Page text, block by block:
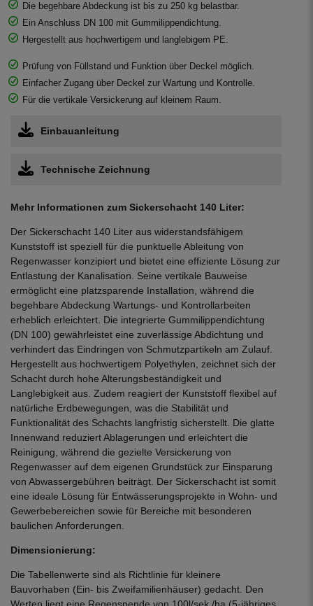
Die begehbare Abdeckung ist bis zu 250 kg belastbar.
Ein Anschluss DN 100 mit Gummilippendichtung.
Hergestellt aus hochwertigem und langlebigem PE.
Prüfung von Füllstand und Funktion über Deckel möglich.
Einfacher Zugang über Deckel zur Wartung und Kontrolle.
Für die vertikale Versickerung auf kleinem Raum.
Einbauanleitung
Technische Zeichnung
Mehr Informationen zum Sickerschacht 140 Liter:
Der Sickerschacht 140 Liter aus widerstandsfähigem
Kunststoff ist speziell für die punktuelle Ableitung von
Regenwasser konzipiert und bietet eine effiziente Lösung zur
Entlastung der Kanalisation. Seine vertikale Bauweise
ermöglicht eine platzsparende Installation, während die
begehbare Abdeckung Wartungs- und Kontrollarbeiten
erheblich erleichtert. Die integrierte Gummilippendichtung
(DN 100) gewährleistet eine zuverlässige Abdichtung und
verhindert das Eindringen von Schmutzpartikeln am Zulauf.
Hergestellt aus hochwertigem Polyethylen, zeichnet sich der
Schacht durch hohe Alterungsbeständigkeit und
Langlebigkeit aus. Zudem reagiert der Kunststoff flexibel auf
natürliche Erdbewegungen, was die Stabilität und
Funktionalität des Schachts langfristig sicherstellt. Die glatte
Innenwand reduziert Ablagerungen und erleichtert die
Reinigung, während die gezielte Versickerung von
Regenwasser auf dem eigenen Grundstück zur Einsparung
von Abwassergebühren beiträgt. Der Sickerschacht ist somit
eine ideale Lösung für Entwässerungsprojekte in Wohn- und
Gewerbebereichen sowie für Bereiche mit besonderen
baulichen Anforderungen.
Dimensionierung:
Die Tabellenwerte sind als Richtlinie für kleinere
Bauvorhaben (Ein- bis Zweifamilienhäuser) gedacht. Den
Werten liegt eine Regenspende von 100l/sek./ha (5-jähriges